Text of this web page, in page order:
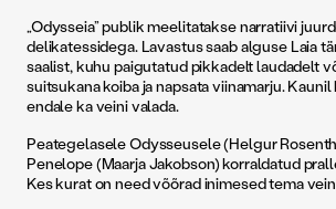
„Odysseia” publik meelitatakse narratiivi
delikatessidega. Lavastus saab alguse Laia
saalist, kuhu paigutatud pikkadelt laudadelt
suitsukana koiba ja napsata viinamarju. Kaunil
endale ka veini valada.
Peategelasele Odysseusele (Helgur
Penelope (Maarja Jakobson) korraldatud
Kes kurat on need võõrad inimesed tema